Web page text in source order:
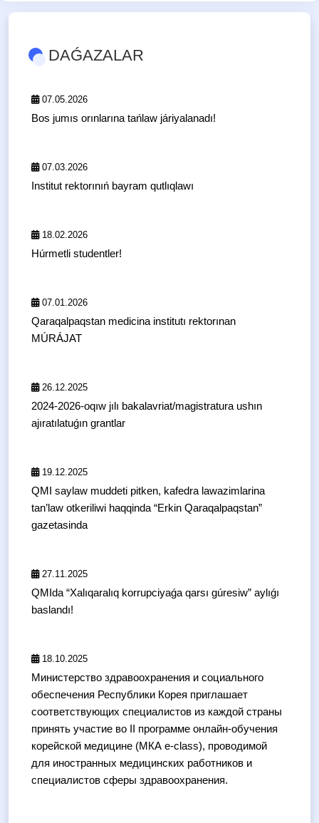
DAǴAZALAR
07.05.2026
Bos jumıs orınlarına tańlaw járiyalanadı!
07.03.2026
Institut rektorınıń bayram qutlıqlawı
18.02.2026
Húrmetli studentler!
07.01.2026
Qaraqalpaqstan medicina institutı rektorınan
MÚRÁJAT
26.12.2025
2024-2026-oqıw jılı bakalavriat/magistratura ushın
ajıratılatuǵın grantlar
19.12.2025
QMI saylaw muddeti pitken, kafedra lawazimlarina
tan’law otkeriliwi haqqinda “Erkin Qaraqalpaqstan”
gazetasinda
27.11.2025
️QMIda “Xalıqaralıq korrupciyaǵa qarsı gúresiw” aylıǵı
baslandı!
18.10.2025
Министерство здравоохранения и социального
обеспечения Республики Корея приглашает
соответствующих специалистов из каждой страны
принять участие во II программе онлайн-обучения
корейской медицине (МКА e-class), проводимой
для иностранных медицинских работников и
специалистов сферы здравоохранения.